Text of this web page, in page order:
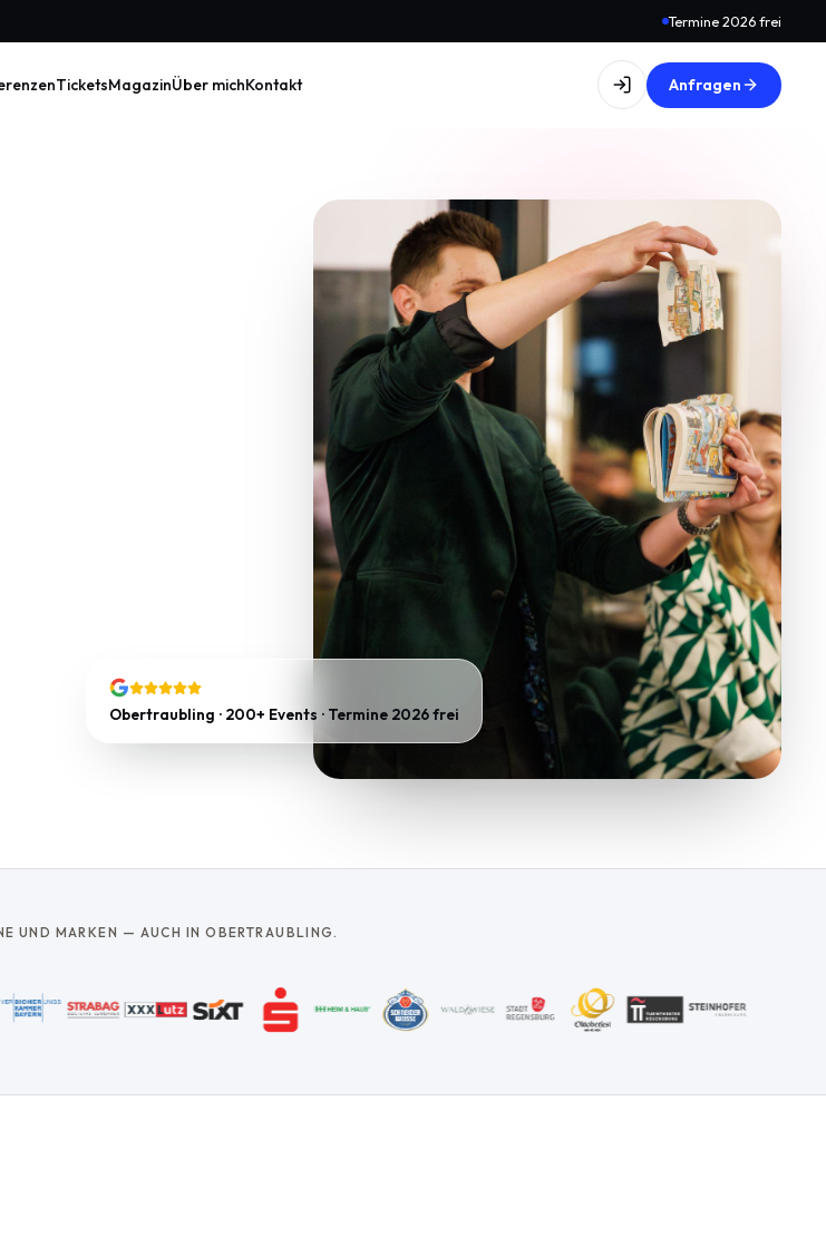
Termine 2026 frei
TicketsMagazinÜber michKontakt Anfragen
Obertraubling · 200+ Events · Termine 2026 frei
UND MARKEN — AUCH IN OBERTRAUBLING.